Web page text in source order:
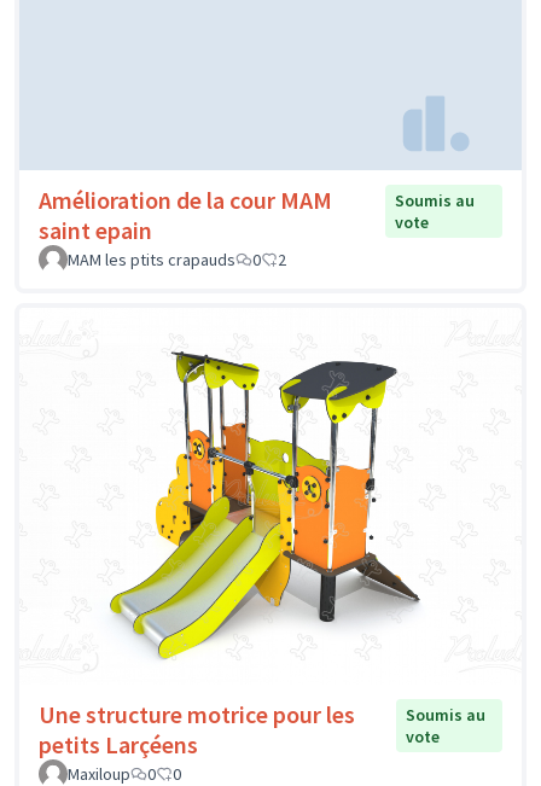
Amélioration de la cour MAM
saint epain
Soumis au
vote
MAM les ptits crapauds
0 2
Une structure motrice pour les
petits Larçéens
Soumis au
vote
Maxiloup
0 0